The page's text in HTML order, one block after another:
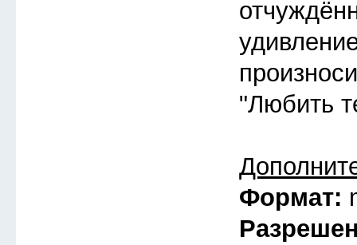
"Любить
Формат: